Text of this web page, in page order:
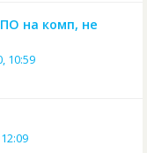
на комп, не
10:59